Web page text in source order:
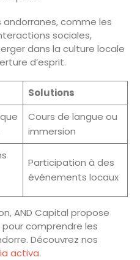
comme les
sociales,
dans la culture locale
d’esprit.
Solutions
Cours de langue ou
immersion
Participation à des
événements locaux
AND Capital propose
comprendre les
Découvrez nos
activa.